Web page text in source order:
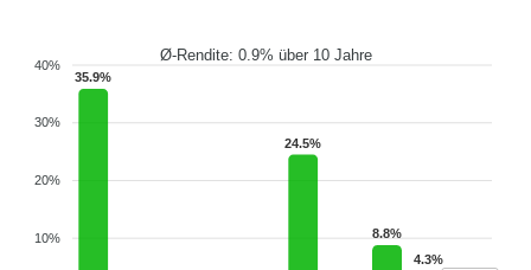
Ø-Rendite: 0.9% über 10 Jahre
40%
30%
20%
10%
35.9%
24.5%
8.8%
4.3%